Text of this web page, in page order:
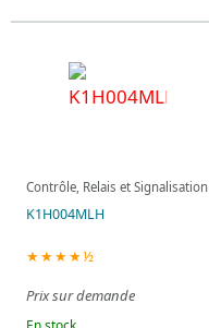
Contrôle, Relais et Signalisation
K1H004MLH
★★★★½
Prix sur demande